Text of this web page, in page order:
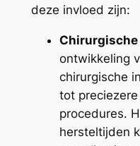
deze invloed zijn:
ontwikkeling
chirurgische
tot
procedures.
hersteltijden